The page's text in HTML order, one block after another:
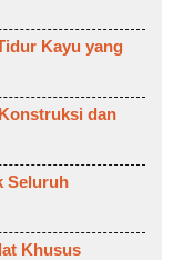
Kayu yang
dan
Seluruh
Khusus